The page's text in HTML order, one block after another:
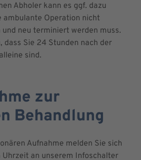
Abholer kann es ggf. dazu
ambulante Operation nicht
neu terminiert werden muss.
dass Sie 24 Stunden nach der
sind.
zur
Behandlung
Aufnahme melden Sie sich
an unserem Infoschalter